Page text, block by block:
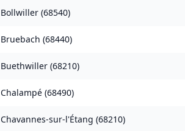
Bollwiller (68540)
Bruebach (68440)
Buethwiller (68210)
Chalampé (68490)
Chavannes-sur-l'Étang (68210)